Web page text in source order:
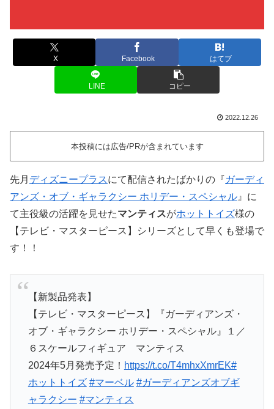
X Facebook はてブ
LINE コピー
2022.12.26
本投稿には広告/PRが含まれています
先月 ディズニープラスにて配信されたばかりの『ガーディ
アンズ・オブ・ギャラクシー ホリデー・スペシャル 』に
て主役級の活躍を見せたマンティスがホットトイズ様の
【テレビ・マスターピース】シリーズとして早くも登場で
す！！
【新製品発表】
【テレビ・マスターピース】『ガーディアンズ・
オブ・ギャラクシー ホリデー・スペシャル』１／
６スケールフィギュア マンティス
2024年5月発売予定！ https://t.co/T4mhxXmrEK#
ホットトイズ #マーベル #ガーディアンズオブギ
ャラクシー #マンティス